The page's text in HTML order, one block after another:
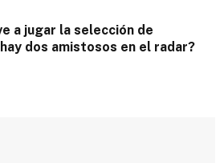
a jugar la selección de
dos amistosos en el radar?